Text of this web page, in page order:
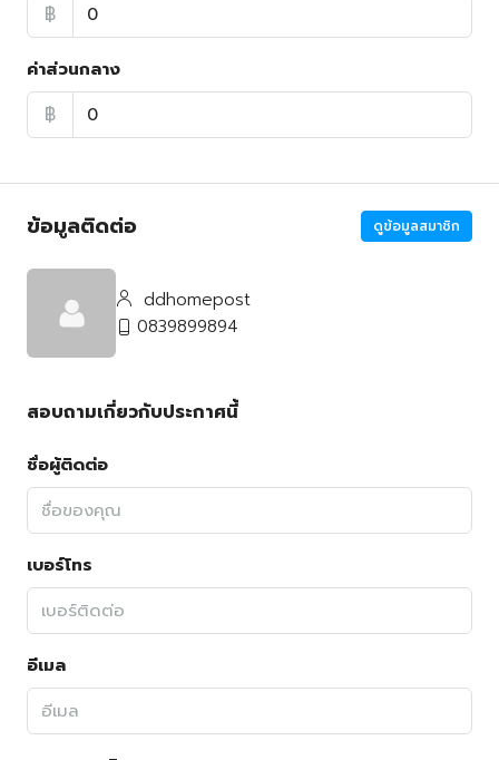
฿
ค่าส่วนกลาง
฿
ข้อมูลติดต่อ ดูข้อมูลสมาชิก
ddhomepost
0839899894
สอบถามเกี่ยวกับประกาศนี้
ชื่อผู้ติดต่อ
เบอร์โทร
อีเมล